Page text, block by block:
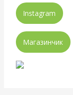
Instagram
Магазинчик